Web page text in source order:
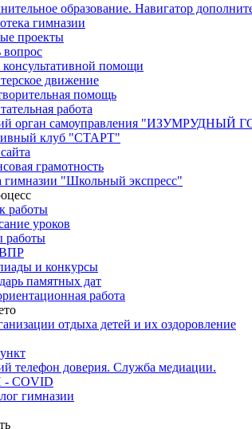
образование. Навигатор
гимназии
проекты
вопрос
помощи
движение
помощь
работа
орган самоуправления "ИЗУМРУДНЫЙ
клуб "СТАРТ"
грамотность
гимназии "Школьный экспресс"
работы
уроков
работы
и конкурсы
памятных дат
работа
отдыха детей и их оздоровление
телефон доверия. Служба медиации.
COVID
гимназии